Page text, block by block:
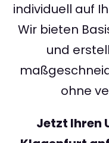
individuell auf
Wir bieten
und
ohne
Jetzt Ihren